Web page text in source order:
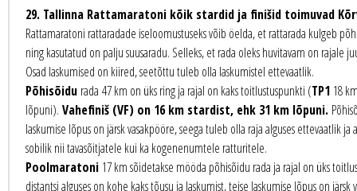
29. Tallinna Rattamaratoni kõik stardid ja finišid toimuvad
Rattamaratoni rattaradade iseloomustuseks võib öelda, et rattarada kulgeb
ning kasutatud on palju suusaradu. Selleks, et rada oleks huvitavam on
Osad laskumised on kiired, seetõttu tuleb olla laskumistel ettevaatlik.
Põhisõidu rada 47 km on üks ring ja rajal on kaks toitlustuspunkti (TP1 18
lõpuni). Vahefiniš (VF) on 16 km stardist, ehk 31 km lõpuni.
laskumise lõpus on järsk vasakpööre, seega tuleb olla raja alguses ettevaatlik
sobilik nii tavasõitjatele kui ka kogenenumtele ratturitele.
Poolmaratoni 17 km sõidetakse mööda põhisõidu rada ja rajal on üks
distantsi alguses on kohe kaks tõusu ja laskumist, teise laskumise lõpus on